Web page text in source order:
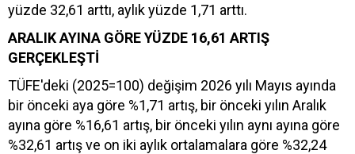
yüzde 32,61 arttı, aylık yüzde 1,71 arttı.
ARALIK AYINA GÖRE YÜZDE 16,61 ARTIŞ
GERÇEKLEŞTİ
TÜFE'deki (2025=100) değişim 2026 yılı Mayıs ayında
bir önceki aya göre %1,71 artış, bir önceki yılın Aralık
ayına göre %16,61 artış, bir önceki yılın aynı ayına göre
%32,61 artış ve on iki aylık ortalamalara göre %32,24